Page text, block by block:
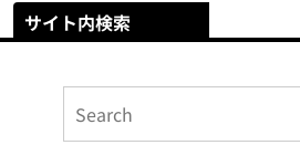
サイト内検索